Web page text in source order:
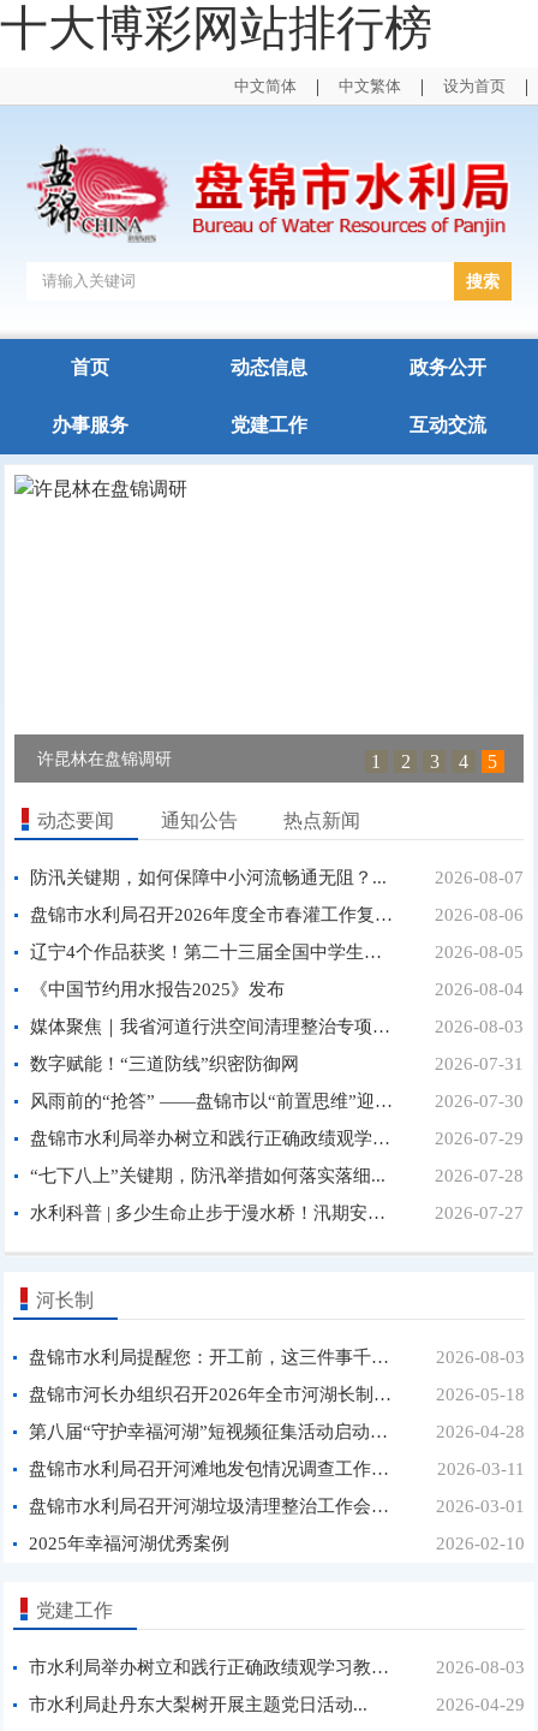
十大博彩网站排行榜
中文简体 | 中文繁体 | 设为首页 |
首页 动态信息 政务公开
办事服务 党建工作 互动交流
许昆林在盘锦调研 1 2 3 4 5
动态要闻 通知公告 热点新闻
防汛关键期，如何保障中小河流畅通无阻？...
2026-08-07
盘锦市水利局召开2026年度全市春灌工作复盘会议...
2026-08-06
辽宁4个作品获奖！第二十三届全国中学生水科技发明比...
2026-08-05
《中国节约用水报告2025》发布
2026-08-04
媒体聚焦｜我省河道行洪空间清理整治专项行动即将全面...
2026-08-03
数字赋能！“三道防线”织密防御网
2026-07-31
风雨前的“抢答” ——盘锦市以“前置思维”迎战主汛...
2026-07-30
盘锦市水利局举办树立和践行正确政绩观学习教育第3期...
2026-07-29
“七下八上”关键期，防汛举措如何落实落细...
2026-07-28
水利科普 | 多少生命止步于漫水桥！汛期安全提醒一定...
2026-07-27
河长制
盘锦市水利局提醒您：开工前，这三件事千万别忘！...
2026-08-03
盘锦市河长办组织召开2026年全市河湖长制监督检查...
2026-05-18
第八届“守护幸福河湖”短视频征集活动启动啦！...
2026-04-28
盘锦市水利局召开河滩地发包情况调查工作座谈会...
2026-03-11
盘锦市水利局召开河湖垃圾清理整治工作会议...
2026-03-01
2025年幸福河湖优秀案例
2026-02-10
党建工作
市水利局举办树立和践行正确政绩观学习教育第3期读...
2026-08-03
市水利局赴丹东大梨树开展主题党日活动...
2026-04-29